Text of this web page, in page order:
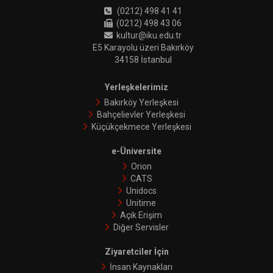
(0212) 498 41 41
(0212) 498 43 06
kultur@iku.edu.tr
E5 Karayolu üzeri Bakırköy
34158 İstanbul
Yerleşkelerimiz
Bakırköy Yerleşkesi
Bahçelievler Yerleşkesi
Küçükçekmece Yerleşkesi
e-Üniversite
Orion
CATS
Unidocs
Unitime
Açık Erişim
Diğer Servisler
Ziyaretciler İçin
İnsan Kaynakları